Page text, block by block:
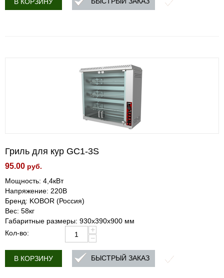
Гриль для кур GC1-3S
95.00 руб.
Мощность: 4,4кВт
Напряжение: 220В
Бренд: KOBOR (Россия)
Вес: 58кг
Габаритные размеры: 930х390х900 мм
Кол-во:
+
−
В КОРЗИНУ БЫСТРЫЙ ЗАКАЗ